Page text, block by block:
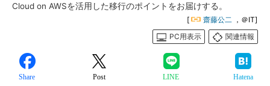
Cloud on AWSを活用した移行のポイントをお届けする。
[ 齋藤公二 ，＠IT]
PC用表示
関連情報
Share Post LINE Hatena